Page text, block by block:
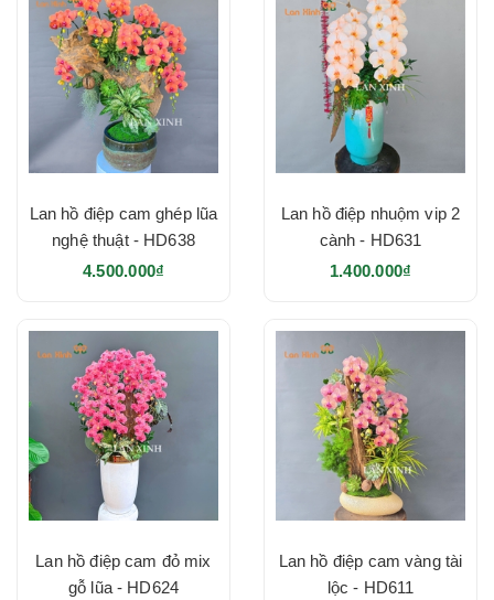
Lan hồ điệp cam ghép lũa
nghệ thuật - HD638
4.500.000₫
Lan hồ điệp nhuộm vip 2
cành - HD631
1.400.000₫
Lan hồ điệp cam đỏ mix
gỗ lũa - HD624
Lan hồ điệp cam vàng tài
lộc - HD611